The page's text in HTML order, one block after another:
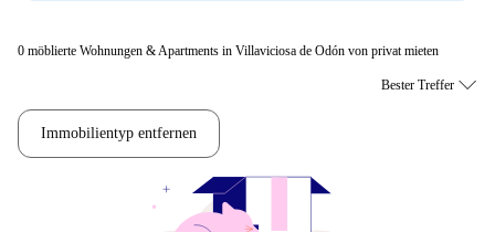
0 möblierte Wohnungen & Apartments in Villaviciosa de Odón von privat mieten
Immobilientyp entfernen